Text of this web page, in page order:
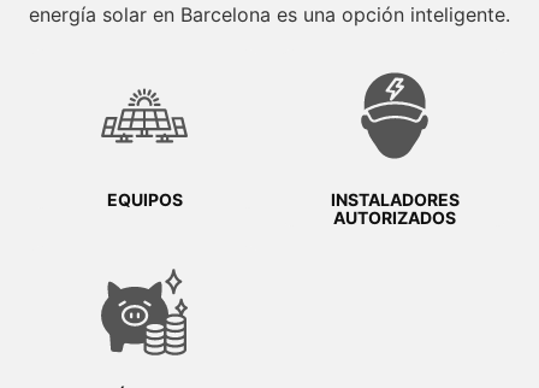
energía solar en Barcelona es una opción inteligente.
EQUIPOS
INSTALADORES
AUTORIZADOS